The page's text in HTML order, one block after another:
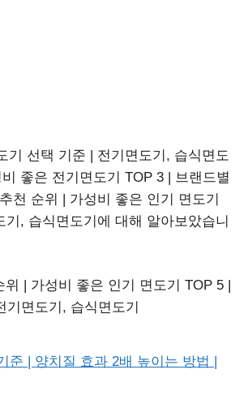
기 선택 기준 | 전기면도기, 습식면도
비 좋은 전기면도기 TOP 3 | 브랜드별
천 순위 | 가성비 좋은 인기 면도기
기, 습식면도기에 대해 알아보았습니
준 | 양치질 효과 2배 높이는 방법 |